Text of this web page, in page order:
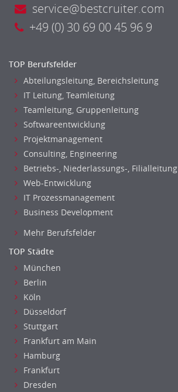
service@bestcruiter.com
+49 (0) 30 69 00 45 96 9
TOP Berufsfelder
Abteilungsleitung, Bereichsleitung
IT Leitung, Teamleitung
Teamleitung, Gruppenleitung
Softwareentwicklung
Projektmanagement
Consulting, Engineering
Betriebs-, Niederlassungs-, Filialleitung
Web-Entwicklung
IT Prozessmanagement
Business Development
Mehr Berufsfelder
TOP Städte
München
Berlin
Köln
Düsseldorf
Stuttgart
Frankfurt am Main
Hamburg
Frankfurt
Dresden